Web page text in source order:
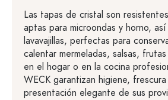
Las tapas de cristal son
aptas para microondas y horno,
lavavajillas, perfectas para
calentar mermeladas, salsas,
en el hogar o en la cocina
WECK garantizan higiene, frescura
presentación elegante de sus